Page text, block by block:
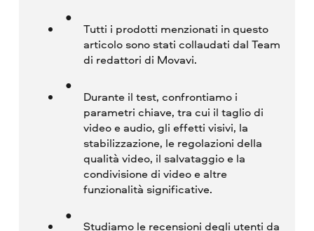
Tutti i prodotti menzionati in questo
articolo sono stati collaudati dal Team
di redattori di Movavi.
Durante il test, confrontiamo i
parametri chiave, tra cui il taglio di
video e audio, gli effetti visivi, la
stabilizzazione, le regolazioni della
qualità video, il salvataggio e la
condivisione di video e altre
funzionalità significative.
Studiamo le recensioni degli utenti da